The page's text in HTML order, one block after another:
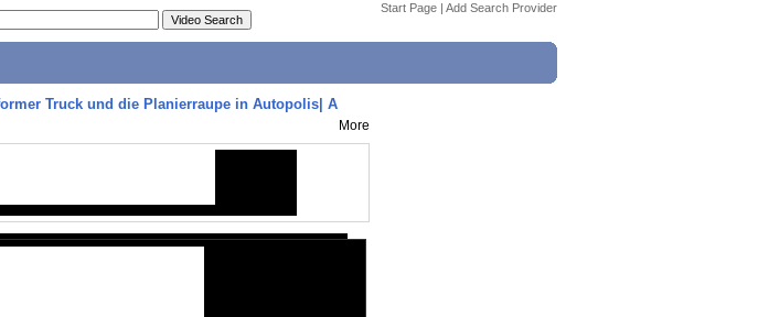
Start Page | Add Search Provider
Truck und die Planierraupe in Autopolis| A
More